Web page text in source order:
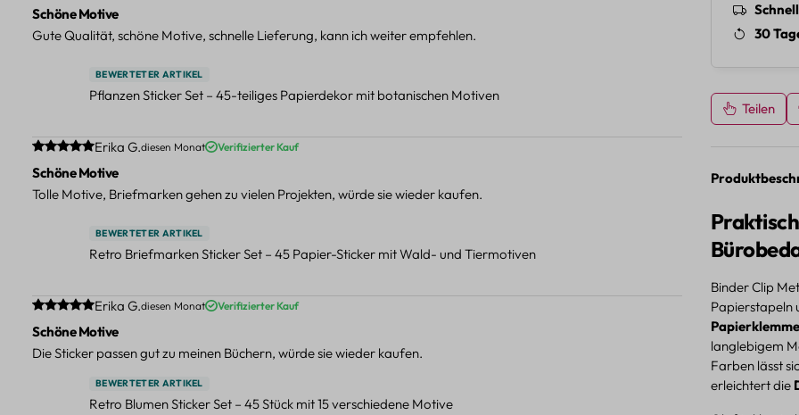
30
Teilen
Binder Clip
Papierstapeln
langlebigem
Farben lässt
erleichtert die
Schöne Motive
Gute Qualität, schöne Motive, schnelle Lieferung, kann ich weiter empfehlen.
BEWERTETER ARTIKEL
Pflanzen Sticker Set – 45-teiliges Papierdekor mit botanischen Motiven
Durchschnittliche Bewertung von 5 von 5 Sternen
Erika G.diesen Monat Verifizierter Kauf
Schöne Motive
Tolle Motive, Briefmarken gehen zu vielen Projekten, würde sie wieder kaufen.
BEWERTETER ARTIKEL
Retro Briefmarken Sticker Set – 45 Papier-Sticker mit Wald- und Tiermotiven
Durchschnittliche Bewertung von 5 von 5 Sternen
Erika G.diesen Monat Verifizierter Kauf
Schöne Motive
Die Sticker passen gut zu meinen Büchern, würde sie wieder kaufen.
BEWERTETER ARTIKEL
Retro Blumen Sticker Set – 45 Stück mit 15 verschiedene Motive